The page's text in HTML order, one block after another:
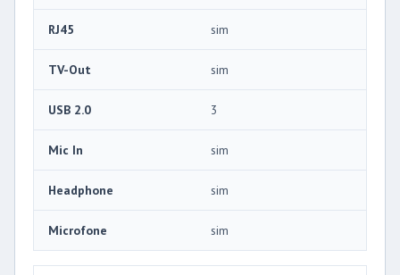
RJ45 sim
TV-Out sim
USB 2.0 3
Mic In sim
Headphone sim
Microfone sim